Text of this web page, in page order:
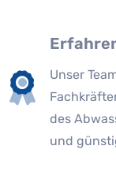
Unser
des
und